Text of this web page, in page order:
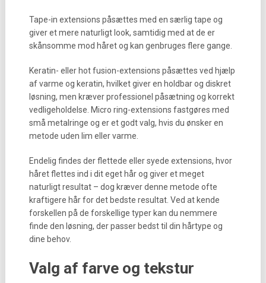
Tape-in extensions påsættes med en særlig tape og
giver et mere naturligt look, samtidig med at de er
skånsomme mod håret og kan genbruges flere gange.
Keratin- eller hot fusion-extensions påsættes ved hjælp
af varme og keratin, hvilket giver en holdbar og diskret
løsning, men kræver professionel påsætning og korrekt
vedligeholdelse. Micro ring-extensions fastgøres med
små metalringe og er et godt valg, hvis du ønsker en
metode uden lim eller varme.
Endelig findes der flettede eller syede extensions, hvor
håret flettes ind i dit eget hår og giver et meget
naturligt resultat – dog kræver denne metode ofte
kraftigere hår for det bedste resultat. Ved at kende
forskellen på de forskellige typer kan du nemmere
finde den løsning, der passer bedst til din hårtype og
dine behov.
Valg af farve og tekstur